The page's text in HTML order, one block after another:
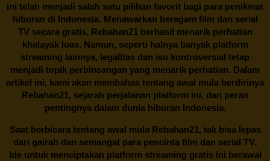
ini telah menjadi salah satu pilihan favorit bagi para penikmat
hiburan di Indonesia. Menawarkan beragam film dan serial
TV secara gratis, Rebahan21berhasil menarik perhatian
khalayak luas. Namun, seperti halnya banyak platform
streaming lainnya, legalitas dan isu kontroversial tetap
menjadi topik perbincangan yang menarik perhatian. Dalam
artikel ini, kami akan membahas tentang awal mula berdirinya
Rebahan21, sejarah perjalanan platform ini, dan peran
pentingnya dalam dunia hiburan Indonesia.
Saat berbicara tentang awal mula Rebahan21, tak bisa lepas
dari gairah dan semangat para pencinta film dan serial TV.
Ide untuk menciptakan platform streaming gratis ini berawal